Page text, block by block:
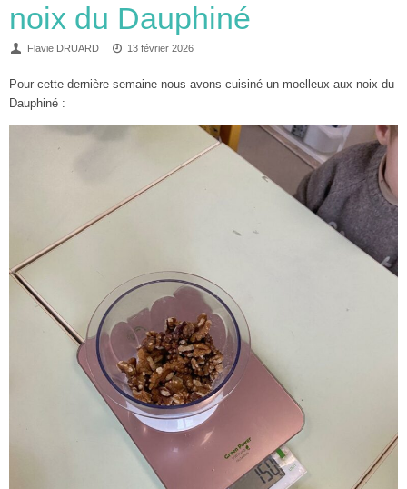
noix du Dauphiné
Flavie DRUARD 13 février 2026
Pour cette dernière semaine nous avons cuisiné un moelleux aux noix du
Dauphiné :